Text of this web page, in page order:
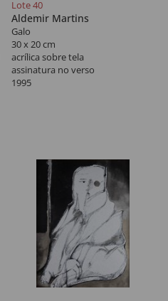
Lote 40
Aldemir Martins
Galo
30 x 20 cm
acrílica sobre tela
assinatura no verso
1995